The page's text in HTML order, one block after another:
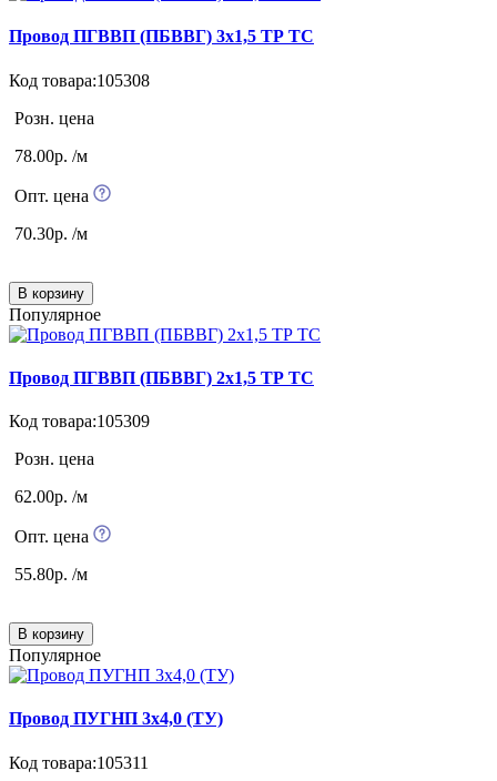
Провод ПГВВП (ПБВВГ) 3х1,5 ТР ТС
Код товара:105308
Розн. цена
78.00р. /м
Опт. цена
70.30р. /м
В корзину
Популярное
Провод ПГВВП (ПБВВГ) 2х1,5 ТР ТС
Код товара:105309
Розн. цена
62.00р. /м
Опт. цена
55.80р. /м
В корзину
Популярное
Провод ПУГНП 3х4,0 (ТУ)
Код товара:105311